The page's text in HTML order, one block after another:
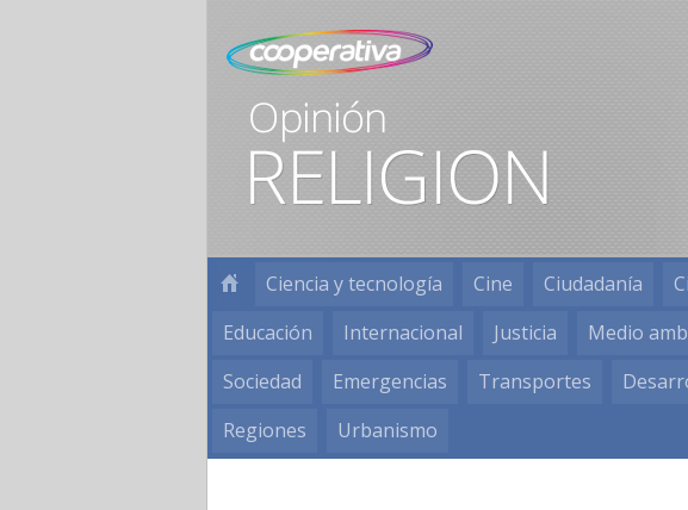
Ciencia y tecnología Cine Ciudadanía
Educación
Internacional Justicia Medio
Sociedad
Emergencias Transportes
Regiones
Urbanismo